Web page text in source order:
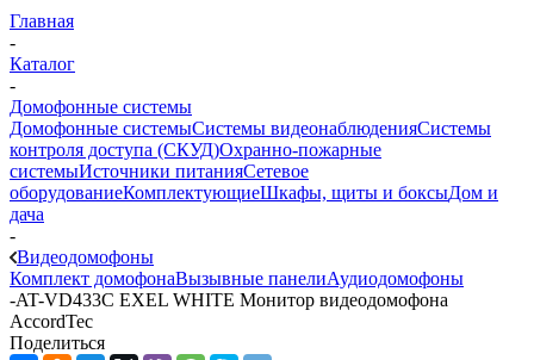
Главная
-
Каталог
-
Домофонные системы
Домофонные системыСистемы видеонаблюденияСистемы
контроля доступа (СКУД)Охранно-пожарные
системыИсточники питанияСетевое
оборудованиеКомплектующиеШкафы, щиты и боксыДом и
дача
-
Видеодомофоны
Комплект домофонаВызывные панелиАудиодомофоны
-AT-VD433C EXEL WHITE Монитор видеодомофона
AccordTec
Поделиться